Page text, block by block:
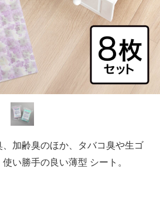
加齢臭のほか、タバコ臭や生ゴ
い勝手の良い薄型 シート。